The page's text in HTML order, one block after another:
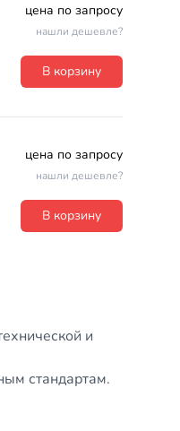
цена по запросу
нашли дешевле?
В корзину
цена по запросу
нашли дешевле?
В корзину
и
стандартам.